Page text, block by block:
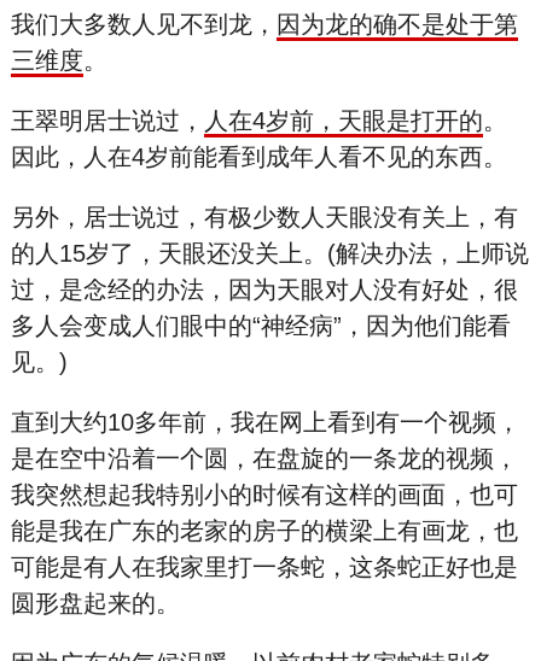
我们大多数人见不到龙， 因为龙的确不是处于第
三维度。
王翠明居士说过， 人在4岁前，天眼是打开的。
因此，人在4岁前能看到成年人看不见的东西。
另外，居士说过，有极少数人天眼没有关上，有
的人15岁了，天眼还没关上。(解决办法，上师说
过，是念经的办法，因为天眼对人没有好处，很
多人会变成人们眼中的“神经病”，因为他们能看
见。)
直到大约10多年前，我在网上看到有一个视频，
是在空中沿着一个圆，在盘旋的一条龙的视频，
我突然想起我特别小的时候有这样的画面，也可
能是我在广东的老家的房子的横梁上有画龙，也
可能是有人在我家里打一条蛇，这条蛇正好也是
圆形盘起来的。